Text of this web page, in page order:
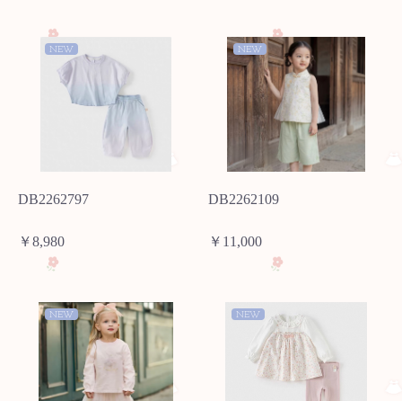
NEW
DB2262797
￥8,980
NEW
DB2262109
￥11,000
NEW NEW